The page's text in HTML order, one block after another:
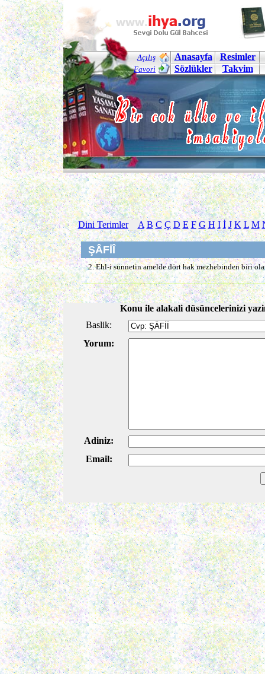
Açılış
Favori
Anasayfa
Resimler
Sözlükler
Takvim
Dini Terimler A B C Ç D E F G H I İ J K L M
ŞÂFİÎ
2. Ehl-i sünnetin amelde dört hak mezhebinden biri
Konu ile alakali düsüncelerinizi
Baslik:
Yorum:
Adiniz:
Email: